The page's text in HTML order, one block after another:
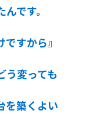
です。
すから』
う変っても
を築くよい